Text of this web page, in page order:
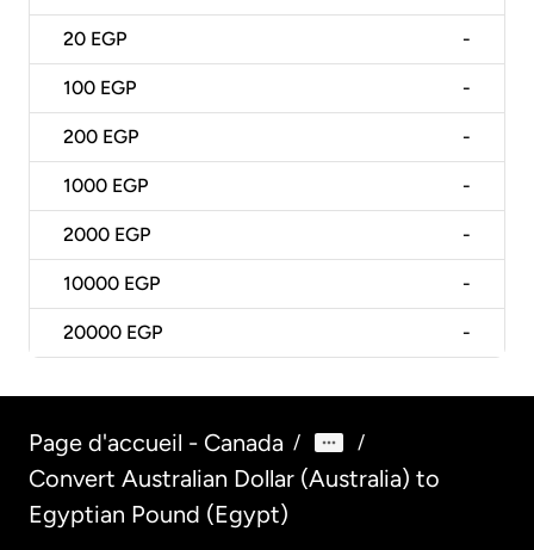
20 EGP -
100 EGP -
200 EGP -
1000 EGP -
2000 EGP -
10000 EGP -
20000 EGP -
Page d'accueil - Canada / /
Convert Australian Dollar (Australia) to
Egyptian Pound (Egypt)